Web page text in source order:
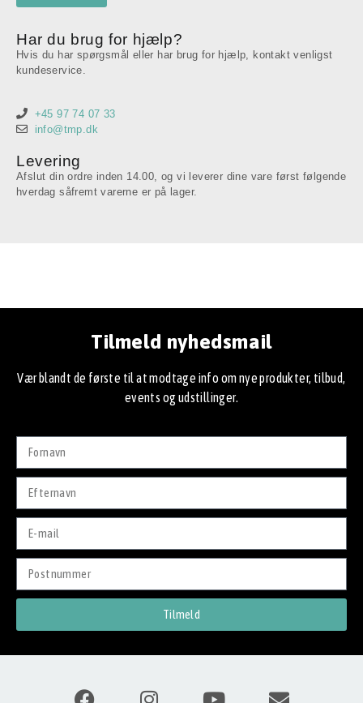
Har du brug for hjælp?
Hvis du har spørgsmål eller har brug for hjælp, kontakt venligst
kundeservice.
+45 97 74 07 33
info@tmp.dk
Levering
Afslut din ordre inden 14.00, og vi leverer dine vare først følgende
hverdag såfremt varerne er på lager.
Tilmeld nyhedsmail
Vær blandt de første til at modtage info om nye produkter, tilbud,
events og udstillinger.
Tilmeld